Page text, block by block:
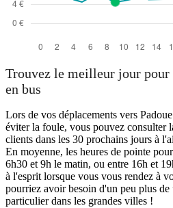
Trouvez le meilleur jour pour
en bus
Lors de vos déplacements vers
éviter la foule, vous pouvez consulter
clients dans les 30 prochains jours à
En moyenne, les heures de pointe
6h30 et 9h le matin, ou entre 16h et
à l'esprit lorsque vous vous rendez à
pourriez avoir besoin d'un peu plus de
particulier dans les grandes villes !